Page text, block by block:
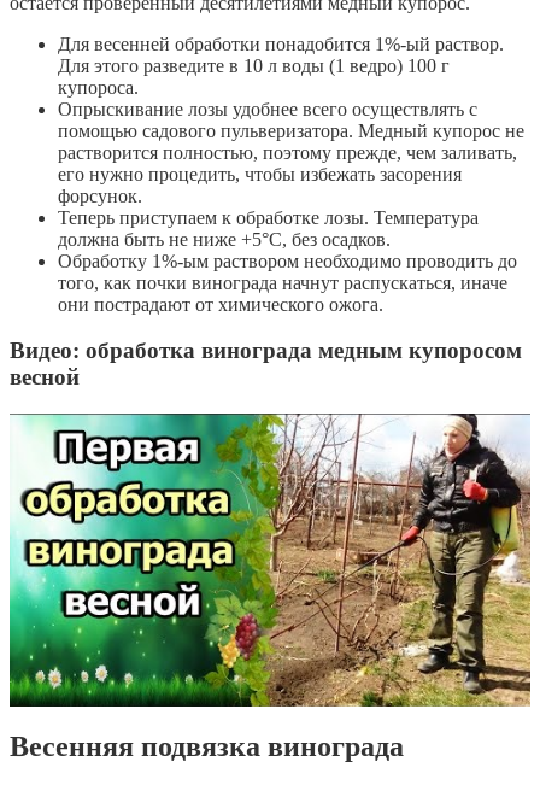
Для весенней обработки понадобится 1%-ый раствор.
Для этого разведите в 10 л воды (1 ведро) 100 г
купороса.
Опрыскивание лозы удобнее всего осуществлять с
помощью садового пульверизатора. Медный купорос не
растворится полностью, поэтому прежде, чем заливать,
его нужно процедить, чтобы избежать засорения
форсунок.
Теперь приступаем к обработке лозы. Температура
должна быть не ниже +5°С, без осадков.
Обработку 1%-ым раствором необходимо проводить до
того, как почки винограда начнут распускаться, иначе
они пострадают от химического ожога.
Видео: обработка винограда медным купоросом
весной
Весенняя подвязка винограда